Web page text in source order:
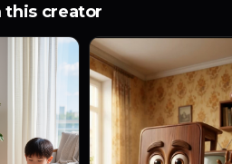
this creator